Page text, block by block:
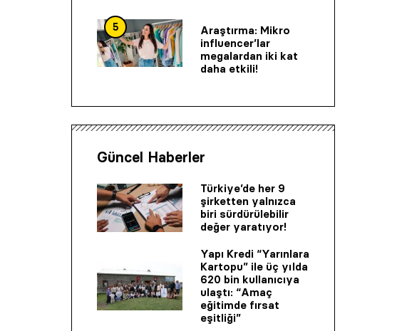
5
Araştırma: Mikro
influencer’lar
megalardan iki kat
daha etkili!
Güncel Haberler
Türkiye’de her 9
şirketten yalnızca
biri sürdürülebilir
değer yaratıyor!
Yapı Kredi “Yarınlara
Kartopu” ile üç yılda
620 bin kullanıcıya
ulaştı: “Amaç
eğitimde fırsat
eşitliği”